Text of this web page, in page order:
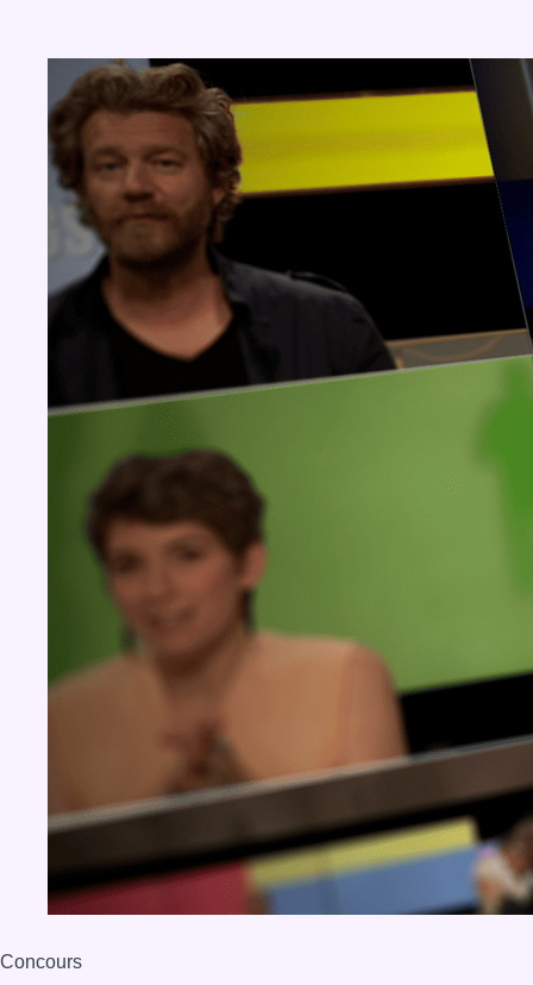
Concours